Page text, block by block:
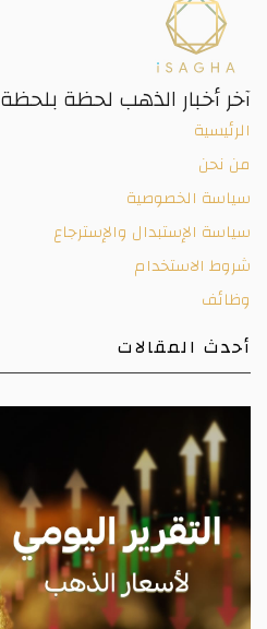
آخر أخبار الذهب لحظة بلحظة
الرئيسية
من نحن
سياسة الخصوصية
سياسة الإستبدال والإسترجاع
شروط الاستخدام
وظائف
أحدث المقالات